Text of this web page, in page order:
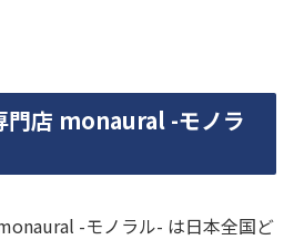
門店 monaural -モノラ
-モノラル- は日本全国ど